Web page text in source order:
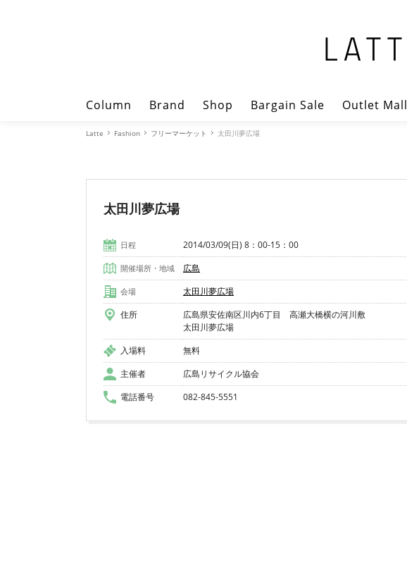
Column Brand Shop Bargain Sale Outlet Mall
Latte Fashion フリーマーケット 太田川夢広場
太田川夢広場
日程 2014/03/09(日) 8：00-15：00
開催場所・地域 広島
会場
太田川夢広場
住所
広島県安佐南区川内6丁目 高瀬大橋横の河川敷
太田川夢広場
入場料
無料
主催者
広島リサイクル協会
電話番号
082-845-5551